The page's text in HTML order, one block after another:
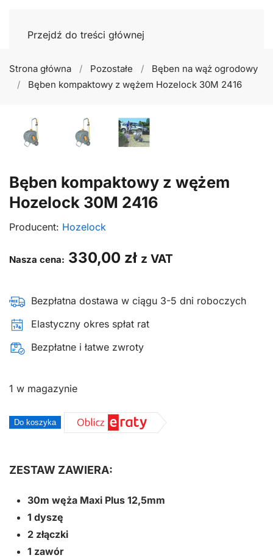
Przejdź do treści głównej
Strona główna Pozostałe
Bęben na wąż ogrodowy
Bęben kompaktowy z wężem Hozelock 30M 2416
Bęben kompaktowy z wężem
Hozelock 30M 2416
Producent: Hozelock
Nasza cena: 330,00 zł z VAT
Bezpłatna dostawa w ciągu 3-5 dni roboczych
Elastyczny okres spłat rat
Bezpłatne i łatwe zwroty
1 w magazynie
ilość
z
Hozelock
30M
2416
Do koszyka
ZESTAW ZAWIERA:
30m węża Maxi Plus 12,5mm
1 dyszę
2 złączki
1 zawór